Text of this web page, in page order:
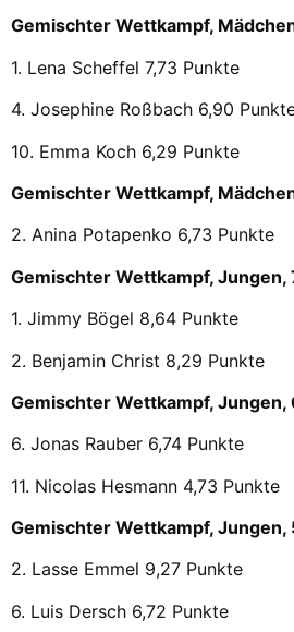
Gemischter Wettkampf,
1. Lena Scheffel 7,73 Punkte
4. Josephine Roßbach 6,90
10. Emma Koch 6,29 Punkte
Gemischter Wettkampf,
2. Anina Potapenko 6,73 Punkte
Gemischter Wettkampf, Jungen,
1. Jimmy Bögel 8,64 Punkte
2. Benjamin Christ 8,29 Punkte
Gemischter Wettkampf, Jungen,
6. Jonas Rauber 6,74 Punkte
11. Nicolas Hesmann 4,73 Punkte
Gemischter Wettkampf, Jungen,
2. Lasse Emmel 9,27 Punkte
6. Luis Dersch 6,72 Punkte